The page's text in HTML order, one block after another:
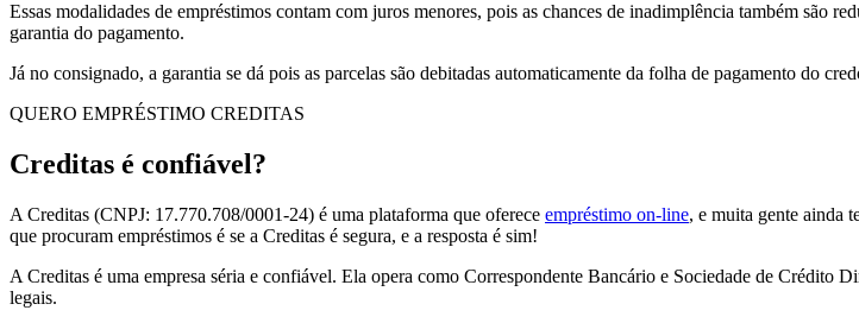
Essas modalidades de empréstimos contam com juros menores, pois as chances de inadimplência também são
garantia do pagamento.
Já no consignado, a garantia se dá pois as parcelas são debitadas automaticamente da folha de pagamento do
QUERO EMPRÉSTIMO CREDITAS
Creditas é confiável?
A Creditas (CNPJ: 17.770.708/0001-24) é uma plataforma que oferece empréstimo on-line, e muita gente ainda
que procuram empréstimos é se a Creditas é segura, e a resposta é sim!
A Creditas é uma empresa séria e confiável. Ela opera como Correspondente Bancário e Sociedade de Crédito
legais.